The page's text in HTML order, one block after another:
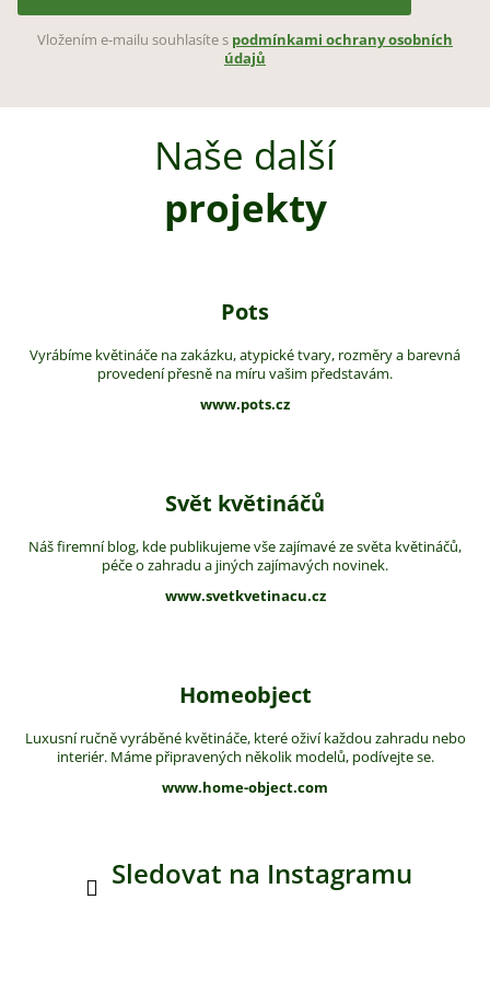
Vložením e-mailu souhlasíte s podmínkami ochrany osobních
údajů
Naše další
projekty
Pots
Vyrábíme květináče na zakázku, atypické tvary, rozměry a barevná
provedení přesně na míru vašim představám.
www.pots.cz
Svět květináčů
Náš firemní blog, kde publikujeme vše zajímavé ze světa květináčů,
péče o zahradu a jiných zajímavých novinek.
www.svetkvetinacu.cz
Homeobject
Luxusní ručně vyráběné květináče, které oživí každou zahradu nebo
interiér. Máme připravených několik modelů, podívejte se.
www.home-object.com
Sledovat na Instagramu